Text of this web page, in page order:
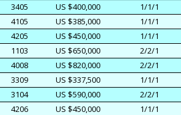
3405
US $400,000 1/1/1
4105
US $385,000 1/1/1
4205
US $450,000 1/1/1
1103
US $650,000 2/2/1
4008
US $820,000 2/2/1
3309
US $337,500 1/1/1
3104
US $590,000 2/2/1
4206
US $450,000 1/1/1